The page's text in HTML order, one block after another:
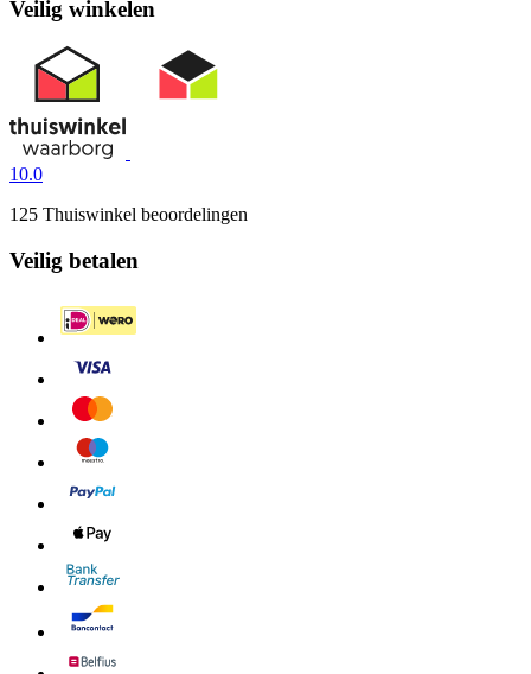
Veilig winkelen
10.0
125 Thuiswinkel beoordelingen
Veilig betalen